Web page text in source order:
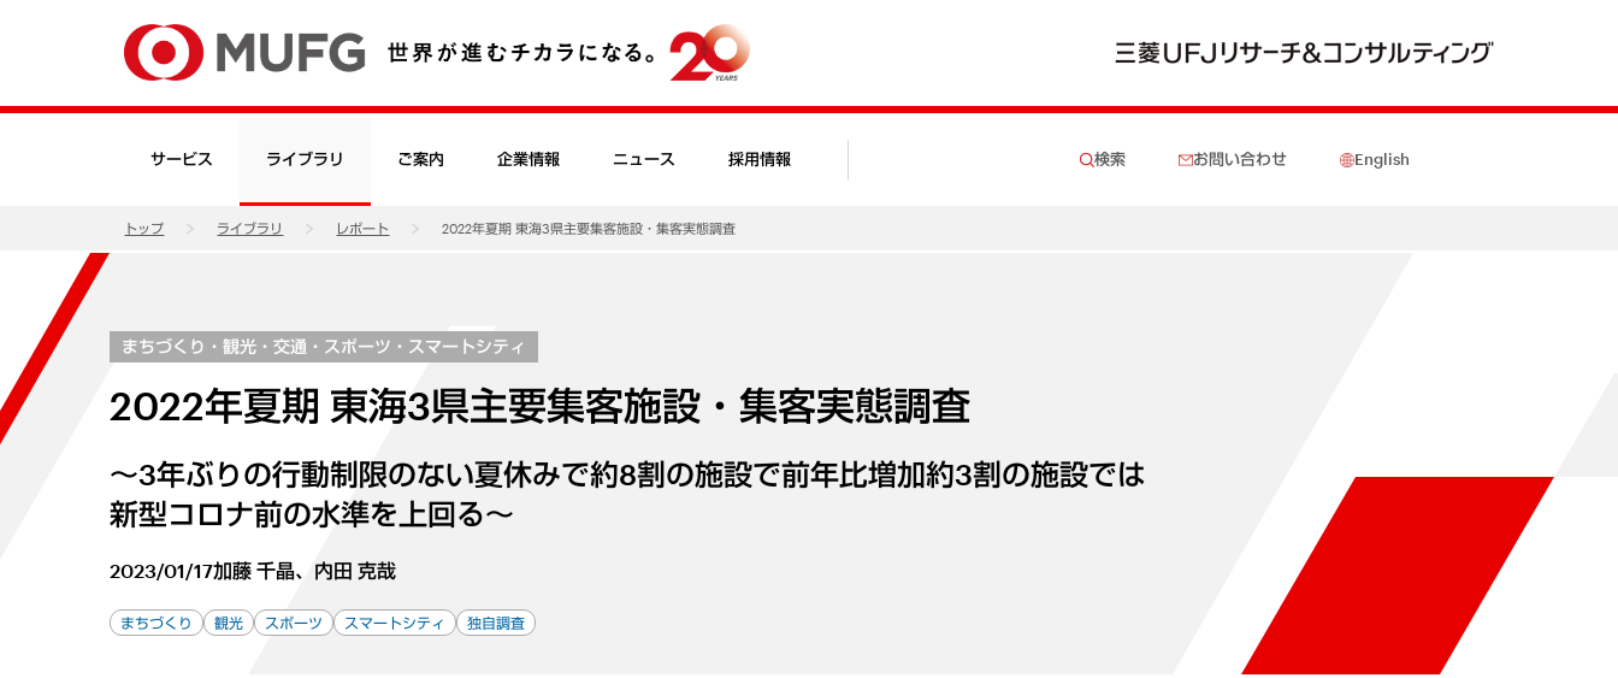
サービス ライブラリ ご案内 企業情報 ニュース 採用情報 検索 お問い合わせ English
トップ ライブラリ レポート 2022年夏期 東海3県主要集客施設・集客実態調査
まちづくり・観光・交通・スポーツ・スマートシティ
2022年夏期 東海3県主要集客施設・集客実態調査
～3年ぶりの行動制限のない夏休みで約8割の施設で前年比増加約3割の施設では
新型コロナ前の水準を上回る～
2023/01/17加藤 千晶、内田 克哉
まちづくり 観光 スポーツ スマートシティ 独自調査